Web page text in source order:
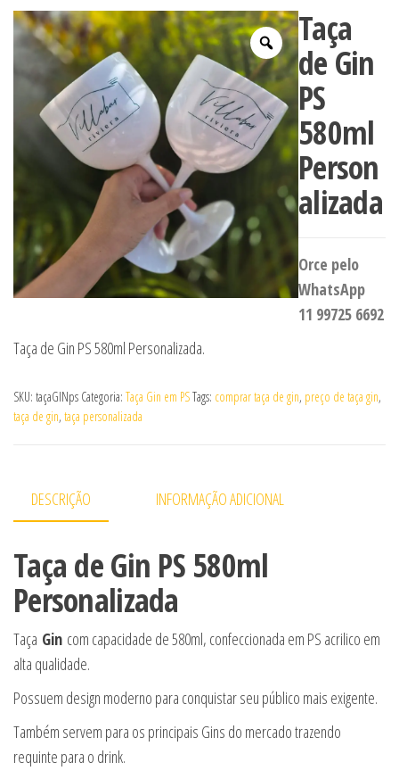
Taça
de Gin
PS
580ml
Person
alizada
Orce pelo
WhatsApp
11 99725 6692
Taça de Gin PS 580ml Personalizada.
SKU: taçaGINps Categoria: Taça Gin em PSTags: comprar taça de gin, preço de taça gin,
taça de gin, taça personalizada
DESCRIÇÃO INFORMAÇÃO ADICIONAL
Taça de Gin PS 580ml
Personalizada
Taça Gin com capacidade de 580ml, confeccionada em PS acrilico em
alta qualidade.
Possuem design moderno para conquistar seu público mais exigente.
Também servem para os principais Gins do mercado trazendo
requinte para o drink.